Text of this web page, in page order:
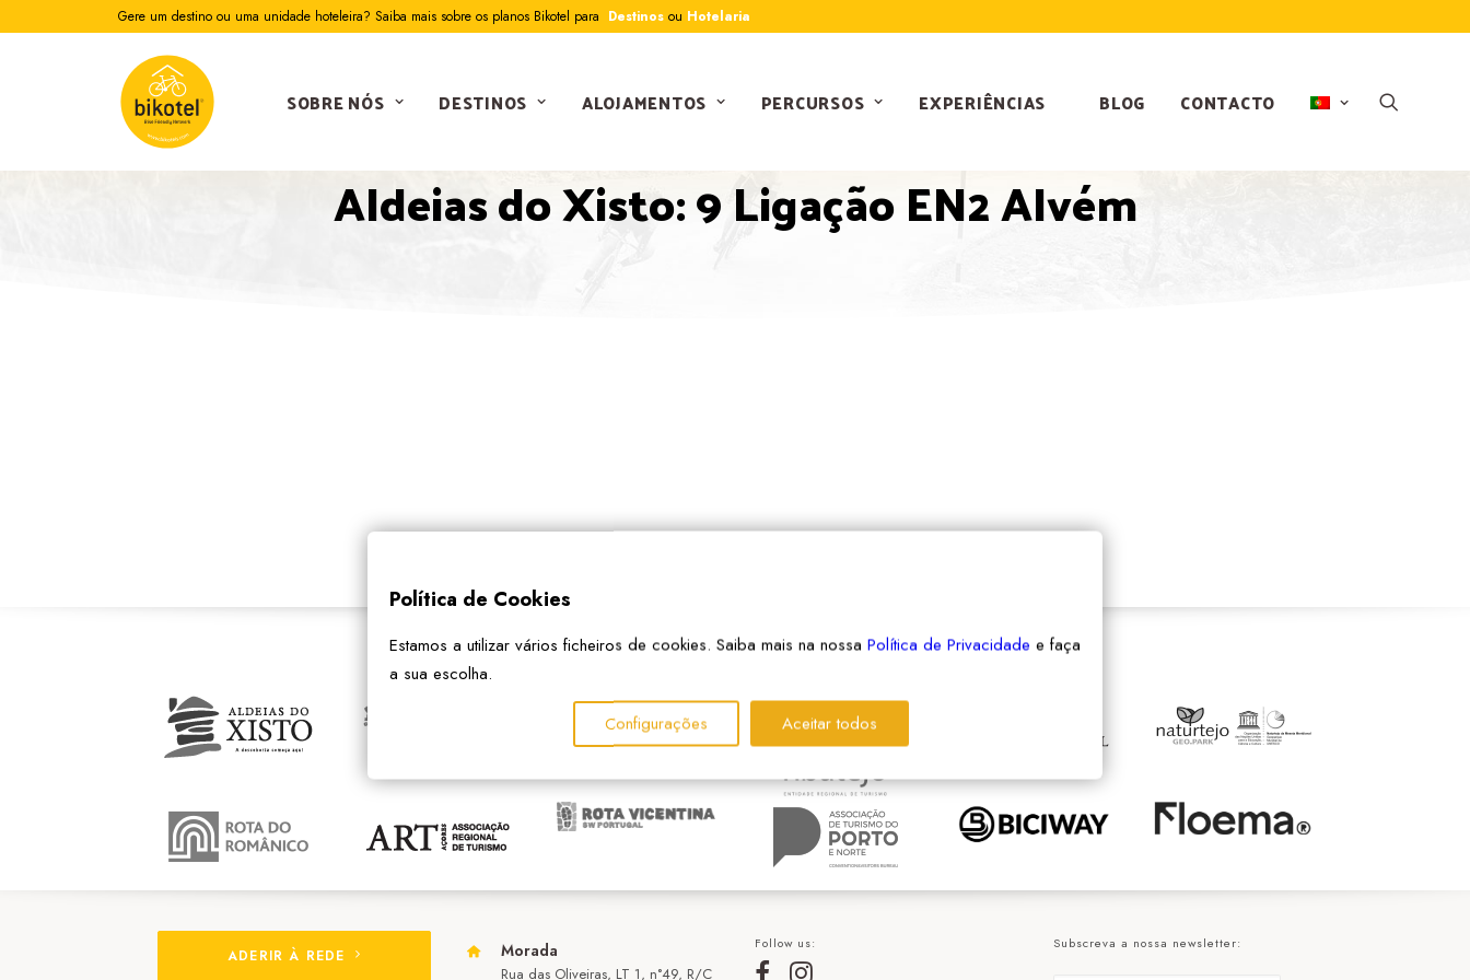
Gere um destino ou uma unidade hoteleira? Saiba mais sobre os planos Bikotel para Destinos ou Hotelaria
SOBRE NÓS DESTINOS ALOJAMENTOS PERCURSOS EXPERIÊNCIAS BLOG CONTACTO
Aldeias do Xisto: 9 Ligação EN2 Alvém
ADERIR À REDE Morada
Rua das Oliveiras, LT 1, n°49, R/C
Follow us: Subscreva a nossa newsletter:
Política de Cookies
Estamos a utilizar vários ficheiros de cookies. Saiba mais na nossa Política de Privacidade e faça
a sua escolha.
Configurações Aceitar todos